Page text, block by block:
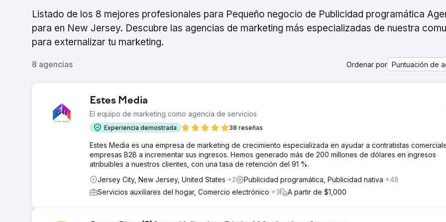
Listado de los 8 mejores profesionales para Pequeño negocio de Publicidad programática
para en New Jersey. Descubre las agencias de marketing más especializadas de nuestra
para externalizar tu marketing.
8 agencias Ordenar por Puntuación de
Estes Media
El equipo de marketing como agencia de servicios
Experiencia demostrada 38 reseñas
Estes Media es una empresa de marketing de crecimiento especializada en ayudar a contratistas
empresas B2B a incrementar sus ingresos. Hemos generado más de 200 millones de dólares en ingresos
atribuibles a nuestros clientes, con una tasa de retención del 91 %.
Jersey City, New Jersey, United States +2 Publicidad programática, Publicidad nativa +48
Servicios auxiliares del hogar, Comercio electrónico +3 A partir de $1,000